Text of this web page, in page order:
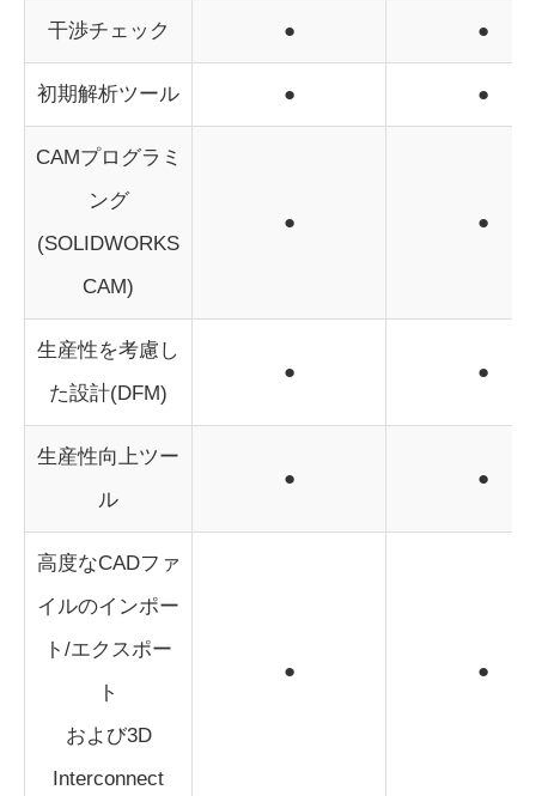
干渉チェック ● ●
初期解析ツール ● ●
CAMプログラミ
ング
(SOLIDWORKS
CAM)
● ●
生産性を考慮し
た設計(DFM)
● ●
生産性向上ツー
ル
● ●
高度なCADファ
イルのインポー
ト/エクスポー
ト
および3D
Interconnect
● ●